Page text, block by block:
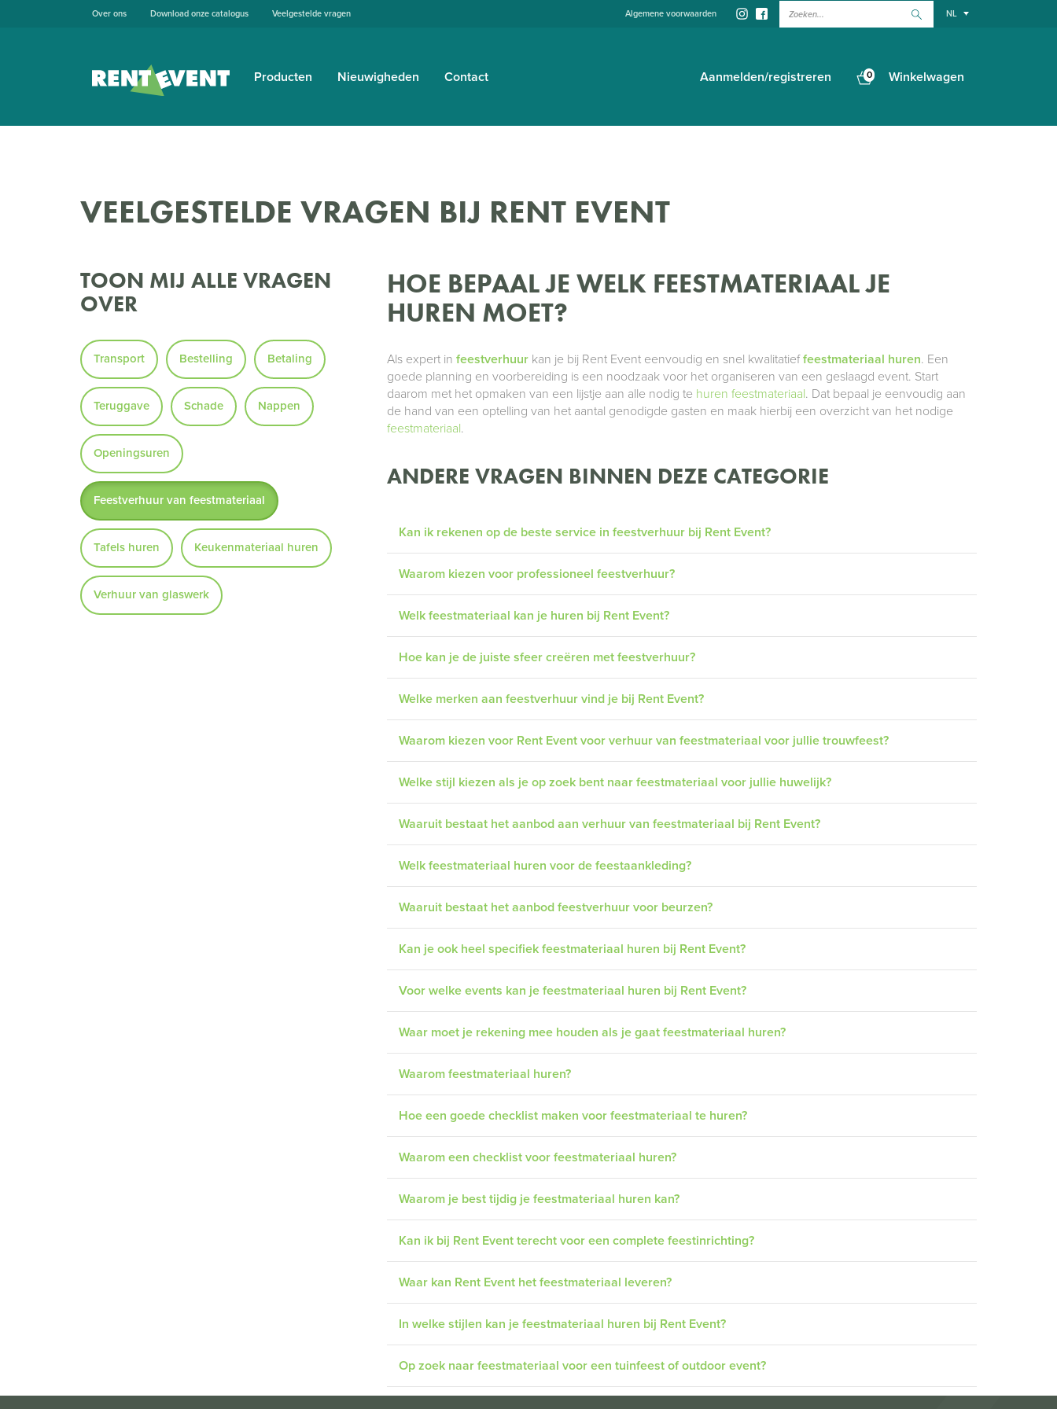
NL
Zoeken...
Algemene voorwaarden
Over ons Download onze catalogus Veelgestelde vragen
Producten Nieuwigheden Contact Aanmelden/registreren Winkelwagen
0
VEELGESTELDE VRAGEN BIJ RENT EVENT
TOON MIJ ALLE VRAGEN
OVER
Transport Bestelling Betaling
Teruggave Schade Nappen
Openingsuren
Feestverhuur van feestmateriaal
Tafels huren Keukenmateriaal huren
Verhuur van glaswerk
HOE BEPAAL JE WELK FEESTMATERIAAL JE
HUREN MOET?
Als expert in feestverhuur kan je bij Rent Event eenvoudig en snel kwalitatieffeestmateriaal huren. Een
goede planning en voorbereiding is een noodzaak voor het organiseren van een geslaagd event. Start
daarom met het opmaken van een lijstje aan alle nodig te huren feestmateriaal. Dat bepaal je eenvoudig aan
de hand van een optelling van het aantal genodigde gasten en maak hierbij een overzicht van het nodige
feestmateriaal.
ANDERE VRAGEN BINNEN DEZE CATEGORIE
Kan ik rekenen op de beste service in feestverhuur bij Rent Event?
Waarom kiezen voor professioneel feestverhuur?
Welk feestmateriaal kan je huren bij Rent Event?
Hoe kan je de juiste sfeer creëren met feestverhuur?
Welke merken aan feestverhuur vind je bij Rent Event?
Waarom kiezen voor Rent Event voor verhuur van feestmateriaal voor jullie trouwfeest?
Welke stijl kiezen als je op zoek bent naar feestmateriaal voor jullie huwelijk?
Waaruit bestaat het aanbod aan verhuur van feestmateriaal bij Rent Event?
Welk feestmateriaal huren voor de feestaankleding?
Waaruit bestaat het aanbod feestverhuur voor beurzen?
Kan je ook heel specifiek feestmateriaal huren bij Rent Event?
Voor welke events kan je feestmateriaal huren bij Rent Event?
Waar moet je rekening mee houden als je gaat feestmateriaal huren?
Waarom feestmateriaal huren?
Hoe een goede checklist maken voor feestmateriaal te huren?
Waarom een checklist voor feestmateriaal huren?
Waarom je best tijdig je feestmateriaal huren kan?
Kan ik bij Rent Event terecht voor een complete feestinrichting?
Waar kan Rent Event het feestmateriaal leveren?
In welke stijlen kan je feestmateriaal huren bij Rent Event?
Op zoek naar feestmateriaal voor een tuinfeest of outdoor event?